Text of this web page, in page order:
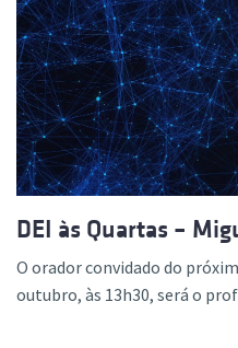
DEI às Quartas –
O orador convidado do
outubro, às 13h30, será o